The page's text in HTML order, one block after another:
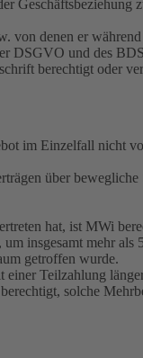
Geschäftsbeziehung
von denen er
DSGVO und des
berechtigt oder
im Einzelfall nicht
über
hat, ist MWi
insgesamt mehr als
getroffen wurde.
Teilzahlung
solche